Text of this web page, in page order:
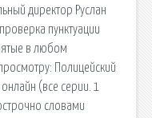
директор Руслан
пунктуации
в любом
Полицейский
(все серии. 1
словами